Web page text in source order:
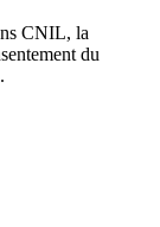
CNIL, la
du